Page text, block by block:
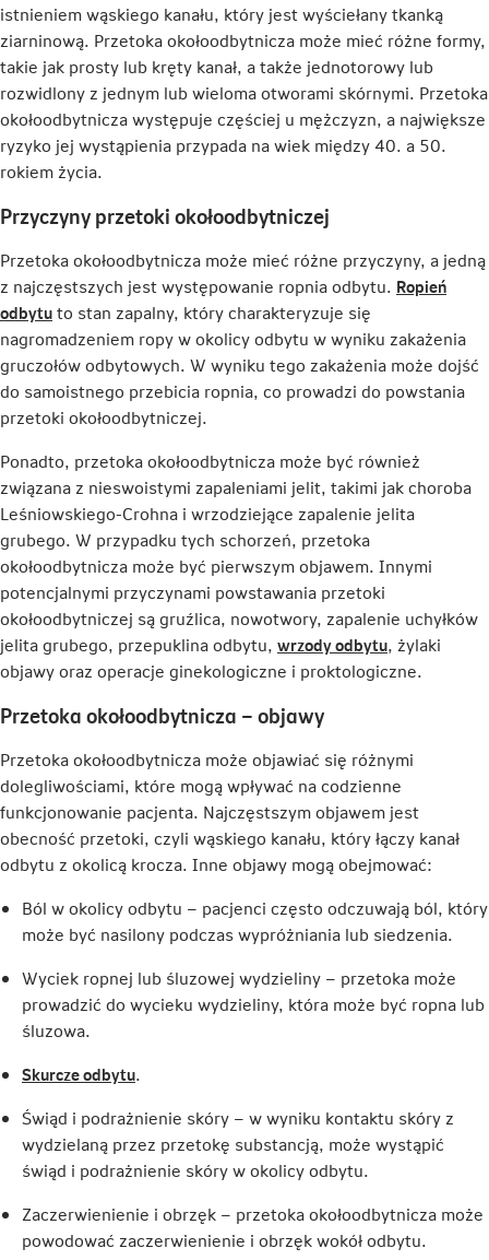
istnieniem wąskiego kanału, który jest wyściełany tkanką
ziarninową. Przetoka okołoodbytnicza może mieć różne formy,
takie jak prosty lub kręty kanał, a także jednotorowy lub
rozwidlony z jednym lub wieloma otworami skórnymi. Przetoka
okołoodbytnicza występuje częściej u mężczyzn, a największe
ryzyko jej wystąpienia przypada na wiek między 40. a 50.
rokiem życia.
Przyczyny przetoki okołoodbytniczej
Przetoka okołoodbytnicza może mieć różne przyczyny, a jedną
z najczęstszych jest występowanie ropnia odbytu. Ropień
odbytuLink
otwiera
się
w
nowej
to stan zapalny, który charakteryzuje się
nagromadzeniem ropy w okolicy odbytu w wyniku zakażenia
gruczołów odbytowych. W wyniku tego zakażenia może dojść
do samoistnego przebicia ropnia, co prowadzi do powstania
przetoki okołoodbytniczej.
Ponadto, przetoka okołoodbytnicza może być również
związana z nieswoistymi zapaleniami jelit, takimi jak choroba
Leśniowskiego-Crohna i wrzodziejące zapalenie jelita
grubego. W przypadku tych schorzeń, przetoka
okołoodbytnicza może być pierwszym objawem. Innymi
potencjalnymi przyczynami powstawania przetoki
okołoodbytniczej są gruźlica, nowotwory, zapalenie uchyłków
jelita grubego, przepuklina odbytu, wrzody odbytuLink
otwiera
karcie
, żylaki
objawy oraz operacje ginekologiczne i proktologiczne.
Przetoka okołoodbytnicza – objawy
Przetoka okołoodbytnicza może objawiać się różnymi
dolegliwościami, które mogą wpływać na codzienne
funkcjonowanie pacjenta. Najczęstszym objawem jest
obecność przetoki, czyli wąskiego kanału, który łączy kanał
odbytu z okolicą krocza. Inne objawy mogą obejmować:
Ból w okolicy odbytu – pacjenci często odczuwają ból, który
może być nasilony podczas wypróżniania lub siedzenia.
Wyciek ropnej lub śluzowej wydzieliny – przetoka może
prowadzić do wycieku wydzieliny, która może być ropna lub
śluzowa.
Skurcze odbytuLink
się
w
nowej
karcie
.
Świąd i podrażnienie skóry – w wyniku kontaktu skóry z
wydzielaną przez przetokę substancją, może wystąpić
świąd i podrażnienie skóry w okolicy odbytu.
Zaczerwienienie i obrzęk – przetoka okołoodbytnicza może
powodować zaczerwienienie i obrzęk wokół odbytu.